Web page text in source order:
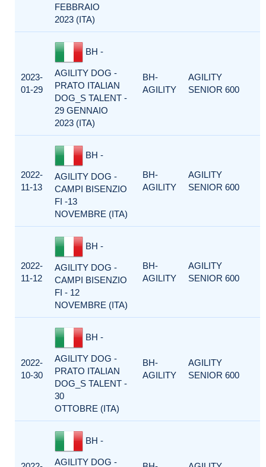
FEBBRAIO
2023 (ITA)
2023-
01-29
BH -
AGILITY DOG -
PRATO ITALIAN
DOG_S TALENT -
29 GENNAIO
2023 (ITA)
BH-
AGILITY
AGILITY
SENIOR 600
2022-
11-13
BH -
AGILITY DOG -
CAMPI BISENZIO
FI -13
NOVEMBRE (ITA)
BH-
AGILITY
AGILITY
SENIOR 600
2022-
11-12
BH -
AGILITY DOG -
CAMPI BISENZIO
FI - 12
NOVEMBRE (ITA)
BH-
AGILITY
AGILITY
SENIOR 600
2022-
10-30
BH -
AGILITY DOG -
PRATO ITALIAN
DOG_S TALENT -
30
OTTOBRE (ITA)
BH-
AGILITY
AGILITY
SENIOR 600
BH -
AGILITY DOG -